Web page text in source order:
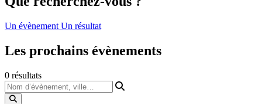
Un évènement Un résultat
Les prochains évènements
0 résultats
Nom d’évènement, ville…